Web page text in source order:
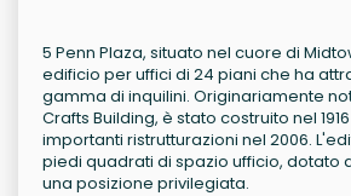
5 Penn Plaza, situato nel cuore di
edificio per uffici di 24 piani che ha
gamma di inquilini. Originariamente
Crafts Building, è stato costruito nel
importanti ristrutturazioni nel 2006.
piedi quadrati di spazio ufficio, dotato
una posizione privilegiata.